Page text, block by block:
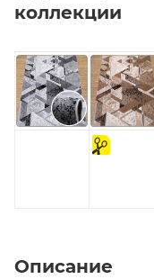
коллекции
на
отрез
Описание